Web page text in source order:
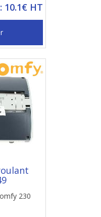
10.1€ HT
230